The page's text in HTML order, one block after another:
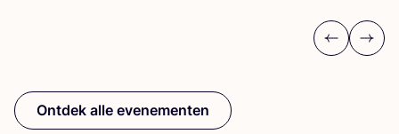
Previous
Next
Ontdek alle evenementen